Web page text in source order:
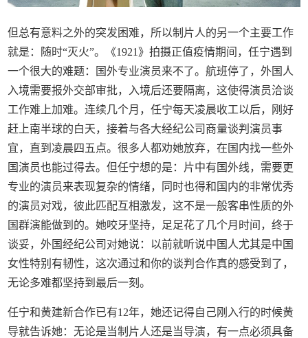
但总有意料之外的突发困难，所以制片人的另一个主要工作
就是：随时“灭火”。《1921》拍摄正值疫情期间，任宁遇到
一个很大的难题：国外专业演员来不了。航班停了，外国人
入境需要报外交部审批，入境后还要隔离，这使得演员洽谈
工作难上加难。连续几个月，任宁每天凌晨收工以后，刚好
赶上南半球的白天，接着与各大经纪公司商量谈判演员事
宜，直到凌晨四五点。很多人都劝她放弃，在国内找一些外
国演员也能过得去。但任宁想的是：片中有国外线，需要更
专业的演员来表现复杂的情绪，同时也得和国内的非常优秀
的演员对戏，彼此匹配互相激发，这不是一般客串性质的外
国群演能做到的。她咬牙坚持，足足花了几个月时间，终于
谈妥，外国经纪公司对她说：以前就听说中国人尤其是中国
女性特别有韧性，这次通过和你的谈判合作真的感受到了，
无论多难都坚持到最后一刻。
任宁和黄建新合作已有12年，她还记得自己刚入行的时候黄
导就告诉她：无论是当制片人还是当导演，有一点必须具备